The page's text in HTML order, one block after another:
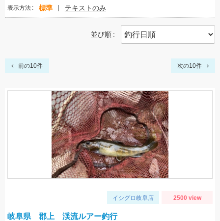
表示方法 標準 テキストのみ
並び順
前の10件 次の10件
イシグロ岐阜店 2500 view
岐阜県 郡上 渓流ルアー釣行